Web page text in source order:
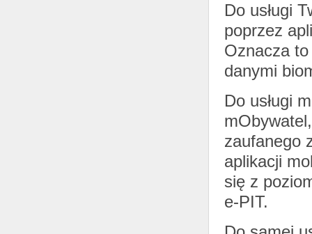
Do usługi
poprzez
Oznacza
danymi
Do usługi
zaufanego
aplikacji
się z
e-PIT.